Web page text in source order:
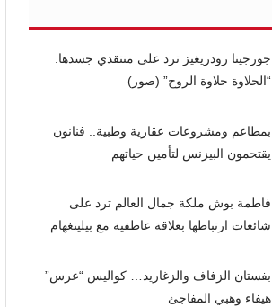
جورجينا رودريغيز ترد على منتقدي جسدها:
“الحلاوة حلاوة الروح” (صور)
بمطاعم ومشروعات عقارية وطبية.. فنانون
يقتحمون البيزنس لتأمين حياتهم
فاطمة بوش ملكة جمال العالم ترد على
شائعات ارتباطها بعلاقة عاطفية مع بيلينغهام
بفستان الزفاف والزغاريد… كواليس “عرس”
هيفاء وهبي المفاجئ